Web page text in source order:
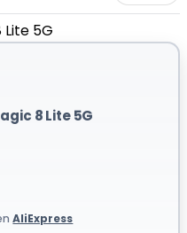
Lite 5G
8 Lite 5G
AliExpress